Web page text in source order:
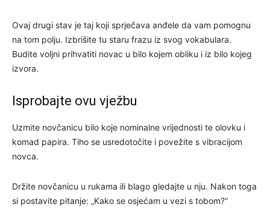
Ovaj drugi stav je taj koji sprječava anđele da vam pomognu
na tom polju. Izbrišite tu staru frazu iz svog vokabulara.
Budite voljni prihvatiti novac u bilo kojem obliku i iz bilo kojeg
izvora.
Isprobajte ovu vježbu
Uzmite novčanicu bilo koje nominalne vrijednosti te olovku i
komad papira. Tiho se usredotočite i povežite s vibracijom
novca.
Držite novčanicu u rukama ili blago gledajte u nju. Nakon toga
si postavite pitanje: „Kako se osjećam u vezi s tobom?“